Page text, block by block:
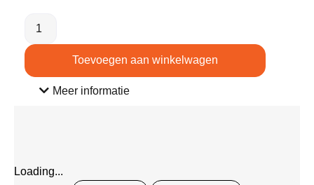
Toevoegen aan winkelwagen
Meer informatie
Loading...